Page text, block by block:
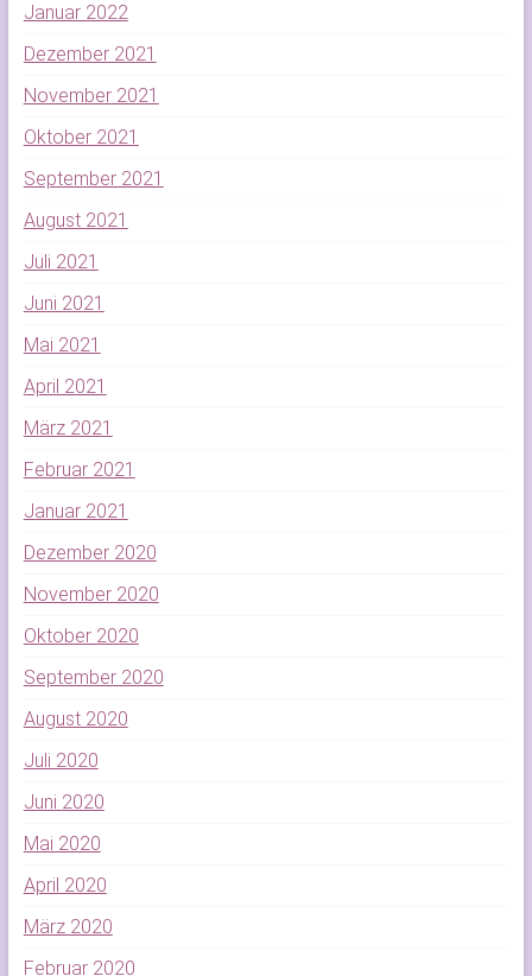
Januar 2022
Dezember 2021
November 2021
Oktober 2021
September 2021
August 2021
Juli 2021
Juni 2021
Mai 2021
April 2021
März 2021
Februar 2021
Januar 2021
Dezember 2020
November 2020
Oktober 2020
September 2020
August 2020
Juli 2020
Juni 2020
Mai 2020
April 2020
März 2020
Februar 2020